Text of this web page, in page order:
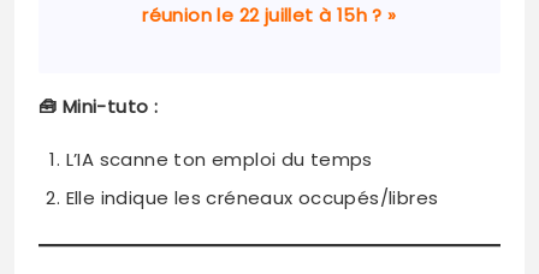
réunion le 22 juillet à 15h ? »
🧰 Mini-tuto :
L’IA scanne ton emploi du temps
Elle indique les créneaux occupés/libres